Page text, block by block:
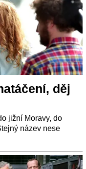
děj
jižní Moravy, do
název nese